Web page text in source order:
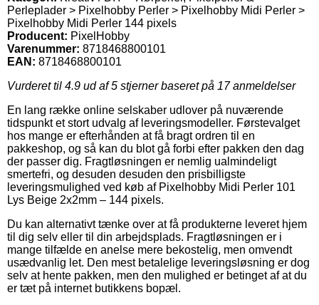
Perleplader > Pixelhobby Perler > Pixelhobby Midi Perler >
Pixelhobby Midi Perler 144 pixels
Producent: PixelHobby
Varenummer: 8718468800101
EAN: 8718468800101
Vurderet til 4.9 ud af 5 stjerner baseret på 17anmeldelser
En lang række online selskaber udlover på nuværende
tidspunkt et stort udvalg af leveringsmodeller. Førstevalget
hos mange er efterhånden at få bragt ordren til en
pakkeshop, og så kan du blot gå forbi efter pakken den dag
der passer dig. Fragtløsningen er nemlig ualmindeligt
smertefri, og desuden desuden den prisbilligste
leveringsmulighed ved køb af Pixelhobby Midi Perler 101
Lys Beige 2x2mm – 144 pixels.
Du kan alternativt tænke over at få produkterne leveret hjem
til dig selv eller til din arbejdsplads. Fragtløsningen er i
mange tilfælde en anelse mere bekostelig, men omvendt
usædvanlig let. Den mest betalelige leveringsløsning er dog
selv at hente pakken, men den mulighed er betinget af at du
er tæt på internet butikkens bopæl.